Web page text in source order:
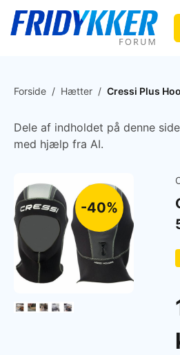
Forside / Hætter / Cressi Plus
Dele af indholdet på denne
med hjælp fra AI.
-40%